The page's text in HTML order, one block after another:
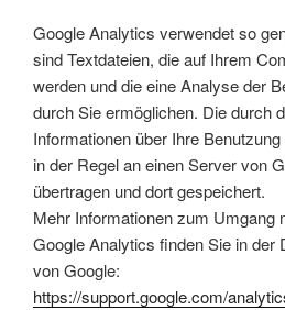
Google Analytics verwendet so
sind Textdateien, die auf Ihrem
werden und die eine Analyse der
durch Sie ermöglichen. Die durch
Informationen über Ihre
in der Regel an einen Server von
übertragen und dort gespeichert.
Mehr Informationen zum Umgang
Google Analytics finden Sie in der
von Google:
https://support.google.com/